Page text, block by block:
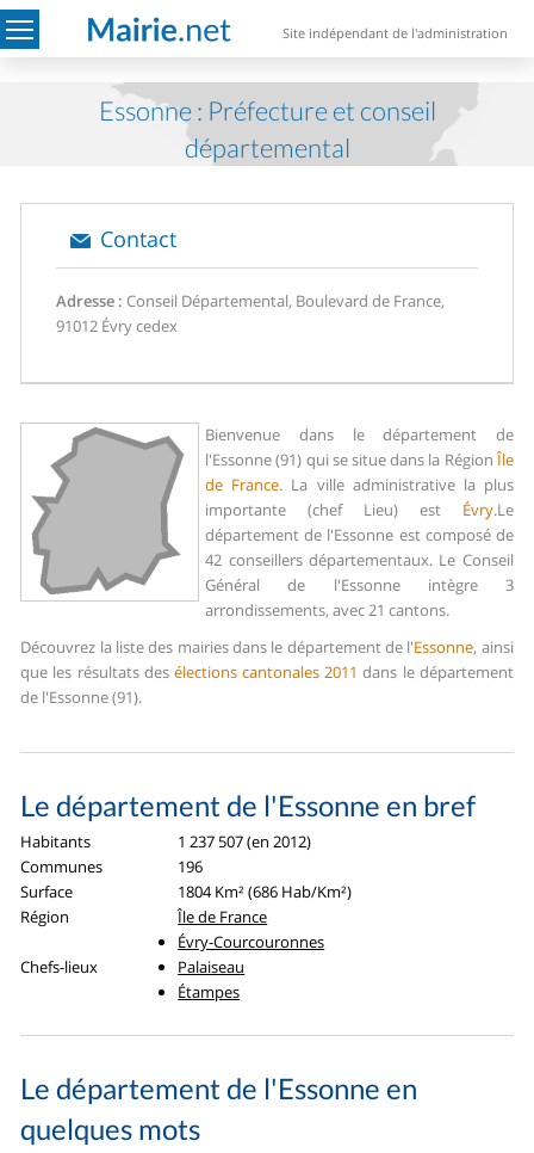
Site indépendant de l'administration
Essonne : Préfecture et conseil
départemental
Contact
Adresse : Conseil Départemental, Boulevard de France,
91012 Évry cedex
Bienvenue dans le département de
l'Essonne (91) qui se situe dans la Région Île
de France. La ville administrative la plus
importante (chef Lieu) est Évry.Le
département de l'Essonne est composé de
42 conseillers départementaux. Le Conseil
Général de l'Essonne intègre 3
arrondissements, avec 21 cantons.
Découvrez la liste des mairies dans le département de l'Essonne, ainsi
que les résultats desélections cantonales 2011dans le département
de l'Essonne (91).
Le département de l'Essonne en bref
Habitants
1 237 507 (en 2012)
Communes
196
Surface
1804 Km² (686 Hab/Km²)
Région
Île de France
Chefs-lieux
Évry-Courcouronnes
Palaiseau
Étampes
Le département de l'Essonne en
quelques mots